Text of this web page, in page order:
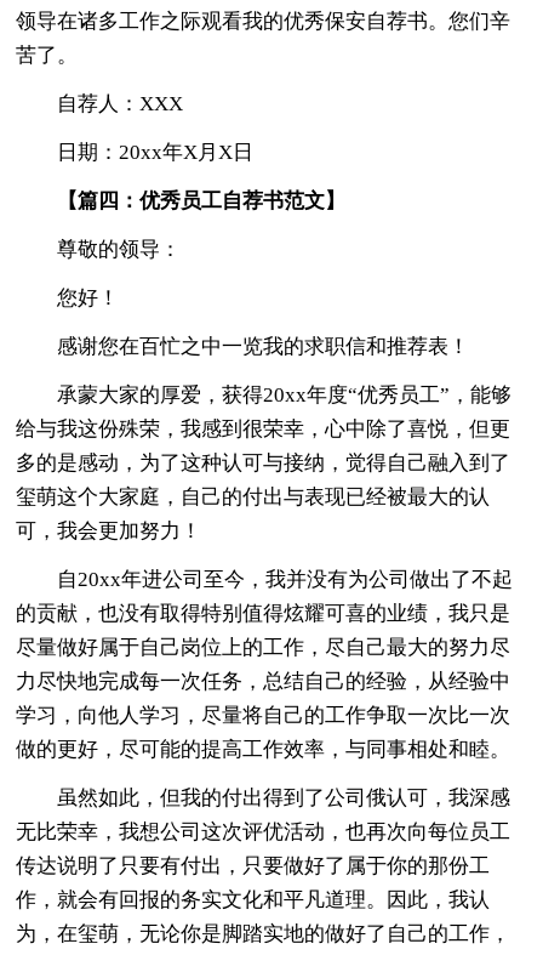
领导在诸多工作之际观看我的优秀保安自荐书。您们辛
苦了。
自荐人：XXX
日期：20xx年X月X日
【篇四：优秀员工自荐书范文】
尊敬的领导：
您好！
感谢您在百忙之中一览我的求职信和推荐表！
承蒙大家的厚爱，获得20xx年度“优秀员工”，能够
给与我这份殊荣，我感到很荣幸，心中除了喜悦，但更
多的是感动，为了这种认可与接纳，觉得自己融入到了
玺萌这个大家庭，自己的付出与表现已经被最大的认
可，我会更加努力！
自20xx年进公司至今，我并没有为公司做出了不起
的贡献，也没有取得特别值得炫耀可喜的业绩，我只是
尽量做好属于自己岗位上的工作，尽自己最大的努力尽
力尽快地完成每一次任务，总结自己的经验，从经验中
学习，向他人学习，尽量将自己的工作争取一次比一次
做的更好，尽可能的提高工作效率，与同事相处和睦。
虽然如此，但我的付出得到了公司俄认可，我深感
无比荣幸，我想公司这次评优活动，也再次向每位员工
传达说明了只要有付出，只要做好了属于你的那份工
作，就会有回报的务实文化和平凡道理。因此，我认
为，在玺萌，无论你是脚踏实地的做好了自己的工作，